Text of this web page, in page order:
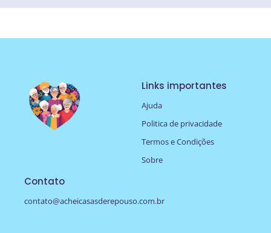
Links importantes
Ajuda
Politica de privacidade
Termos e Condições
Sobre
Contato
contato@acheicasasderepouso.com.br